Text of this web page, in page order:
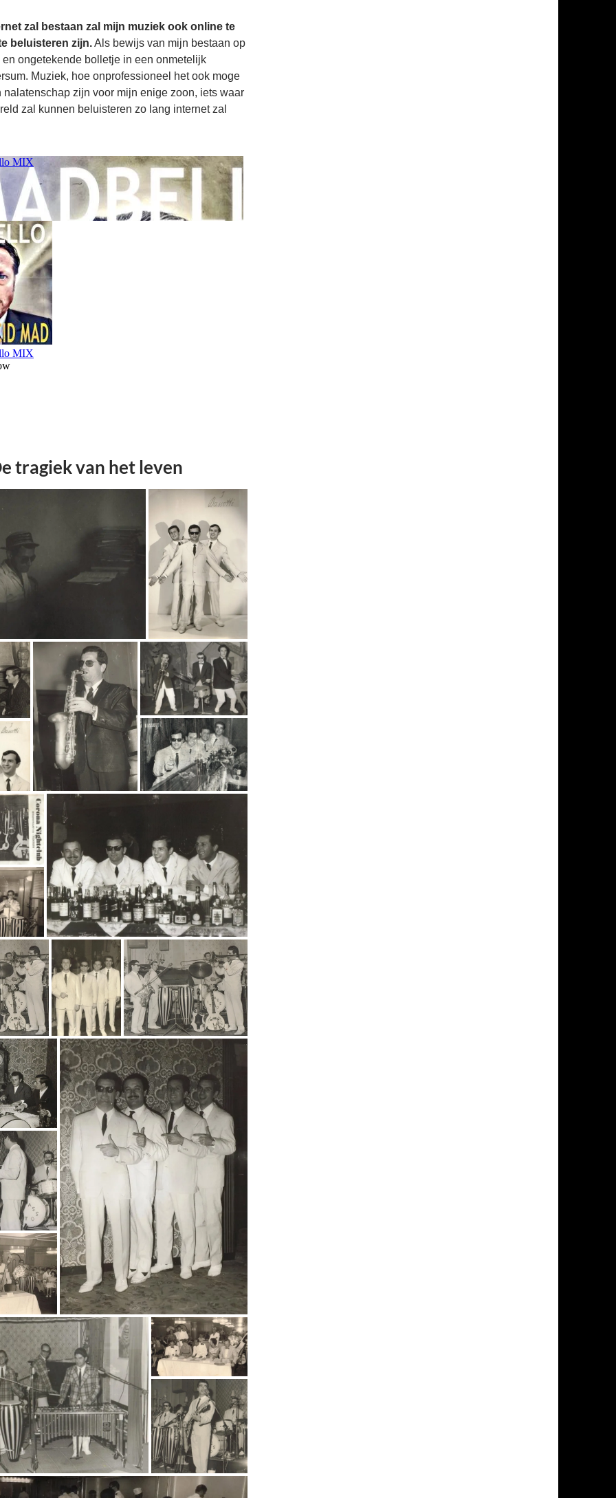
zal bestaan zal mijn muziek ook online te
beluisteren zijn.Als bewijs van mijn bestaan op
ongetekende bolletje in een onmetelijk
Muziek, hoe onprofessioneel het ook moge
nalatenschap zijn voor mijn enige zoon, iets waar
zal kunnen beluisteren zo lang internet zal
tragiek van het leven